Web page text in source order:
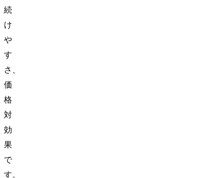
続
け
や
す
さ、
価
格
対
効
果
で
す。